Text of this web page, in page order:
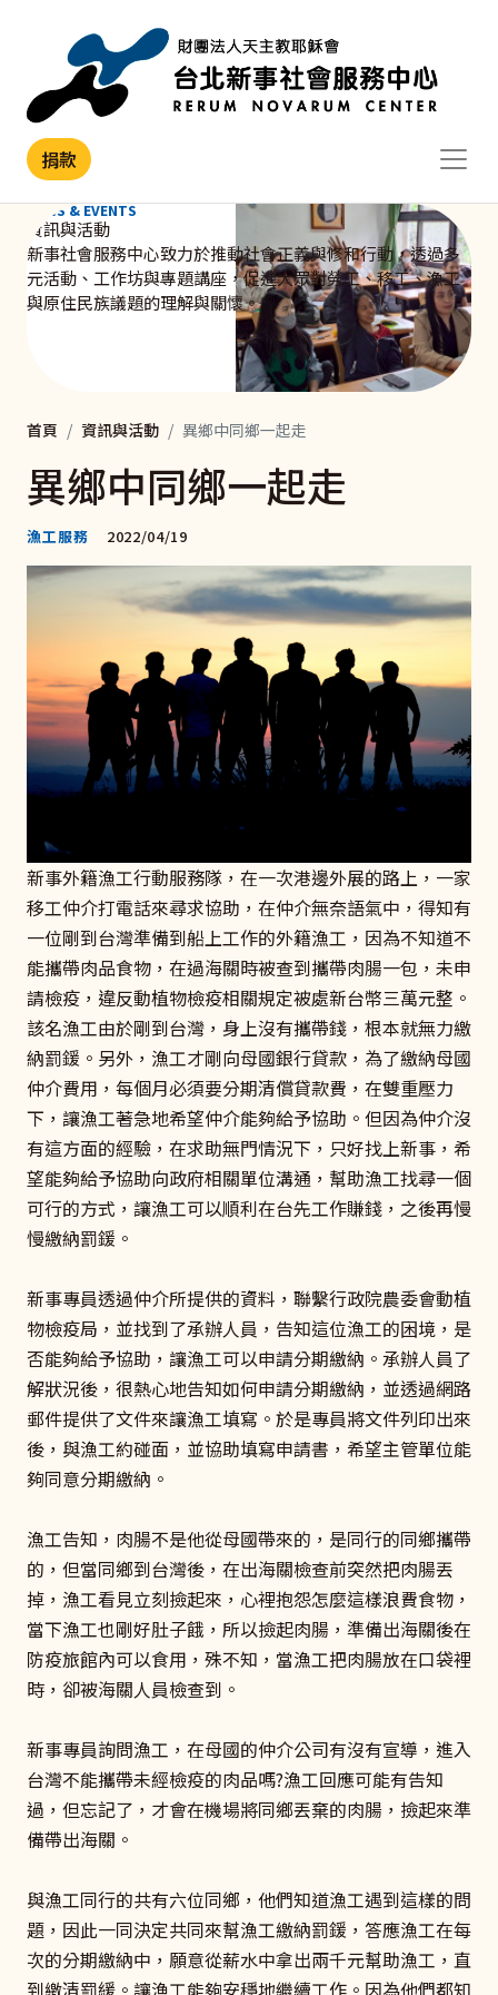
捐款
NEWS & EVENTS
資訊與活動
新事社會服務中心致力於推動社會正義與修和行動，透過多
元活動、工作坊與專題講座，促進大眾對勞工、移工、漁工
與原住民族議題的理解與關懷。
首頁 資訊與活動 異鄉中同鄉一起走
異鄉中同鄉一起走
漁工服務 2022/04/19
新事外籍漁工行動服務隊，在一次港邊外展的路上，一家
移工仲介打電話來尋求協助，在仲介無奈語氣中，得知有
一位剛到台灣準備到船上工作的外籍漁工，因為不知道不
能攜帶肉品食物，在過海關時被查到攜帶肉腸一包，未申
請檢疫，違反動植物檢疫相關規定被處新台幣三萬元整。
該名漁工由於剛到台灣，身上沒有攜帶錢，根本就無力繳
納罰鍰。另外，漁工才剛向母國銀行貸款，為了繳納母國
仲介費用，每個月必須要分期清償貸款費，在雙重壓力
下，讓漁工著急地希望仲介能夠給予協助。但因為仲介沒
有這方面的經驗，在求助無門情況下，只好找上新事，希
望能夠給予協助向政府相關單位溝通，幫助漁工找尋一個
可行的方式，讓漁工可以順利在台先工作賺錢，之後再慢
慢繳納罰鍰。
新事專員透過仲介所提供的資料，聯繫行政院農委會動植
物檢疫局，並找到了承辦人員，告知這位漁工的困境，是
否能夠給予協助，讓漁工可以申請分期繳納。承辦人員了
解狀況後，很熱心地告知如何申請分期繳納，並透過網路
郵件提供了文件來讓漁工填寫。於是專員將文件列印出來
後，與漁工約碰面，並協助填寫申請書，希望主管單位能
夠同意分期繳納。
漁工告知，肉腸不是他從母國帶來的，是同行的同鄉攜帶
的，但當同鄉到台灣後，在出海關檢查前突然把肉腸丟
掉，漁工看見立刻撿起來，心裡抱怨怎麼這樣浪費食物，
當下漁工也剛好肚子餓，所以撿起肉腸，準備出海關後在
防疫旅館內可以食用，殊不知，當漁工把肉腸放在口袋裡
時，卻被海關人員檢查到。
新事專員詢問漁工，在母國的仲介公司有沒有宣導，進入
台灣不能攜帶未經檢疫的肉品嗎?漁工回應可能有告知
過，但忘記了，才會在機場將同鄉丟棄的肉腸，撿起來準
備帶出海關。
與漁工同行的共有六位同鄉，他們知道漁工遇到這樣的問
題，因此一同決定共同來幫漁工繳納罰鍰，答應漁工在每
次的分期繳納中，願意從薪水中拿出兩千元幫助漁工，直